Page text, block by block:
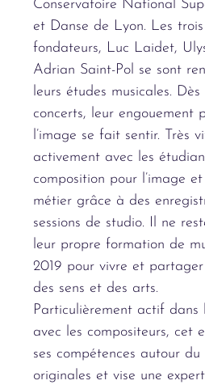
Conservatoire National
et Danse de Lyon. Les
fondateurs, Luc Laidet,
Adrian Saint-Pol se sont
leurs études musicales.
concerts, leur engouement
l’image se fait sentir. Très
activement avec les
composition pour l’image
métier grâce à des
sessions de studio. Il ne
leur propre formation de
2019 pour vivre et
des sens et des arts.
Particulièrement actif dans
avec les compositeurs, cet
ses compétences autour
originales et vise une